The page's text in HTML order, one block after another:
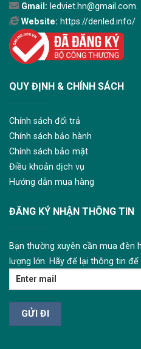
Gmail: ledviet.hn@gmail.com.
Website: https://denled.info/
QUY ĐỊNH & CHÍNH SÁCH
Chính sách đổi trả
Chính sách bảo hành
Chính sách bảo mật
Điều khoản dịch vụ
Hướng dẫn mua hàng
ĐĂNG KÝ NHẬN THÔNG TIN
Bạn thường xuyên cần mua đèn
lượng lớn. Hãy để lại thông tin